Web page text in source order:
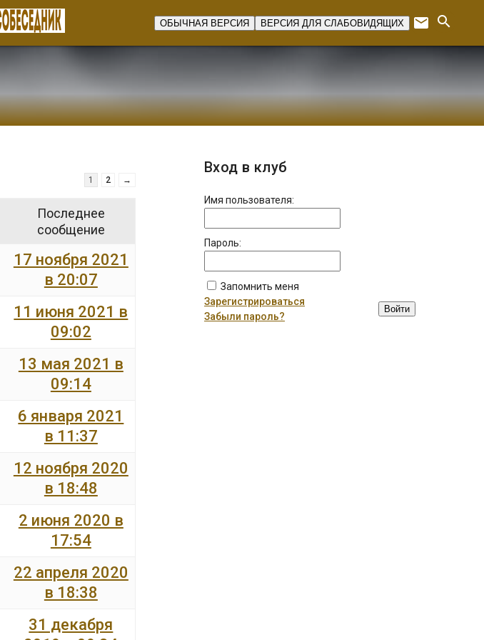
ОБЫЧНАЯ ВЕРСИЯ ВЕРСИЯ ДЛЯ СЛАБОВИДЯЩИХ email search
1 2 →
Последнее
сообщение
17 ноября 2021
в 20:07
11 июня 2021 в
09:02
13 мая 2021 в
09:14
6 января 2021
в 11:37
12 ноября 2020
в 18:48
2 июня 2020 в
17:54
22 апреля 2020
в 18:38
31 декабря
Вход в клуб
Имя пользователя:
Пароль:
Запомнить меня
Войти
Зарегистрироваться
Забыли пароль?